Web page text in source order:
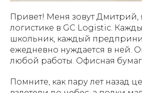
Привет! Меня зовут
логистике в GC Logistic.
школьник, каждый
ежедневно нуждается в ней.
любой работы. Офисная
Помните, как пару лет назад